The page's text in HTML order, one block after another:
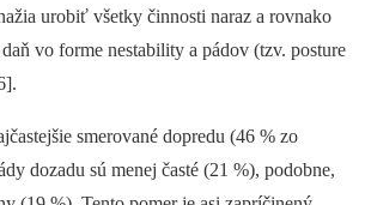
urobiť všetky činnosti naraz a rovnako
vo forme nestability a pádov (tzv. posture
smerované dopredu (46 % zo
dozadu sú menej časté (21 %), podobne,